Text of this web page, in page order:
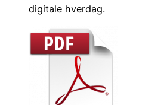
digitale hverdag.